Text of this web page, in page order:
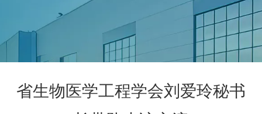
省生物医学工程学会刘爱玲秘书